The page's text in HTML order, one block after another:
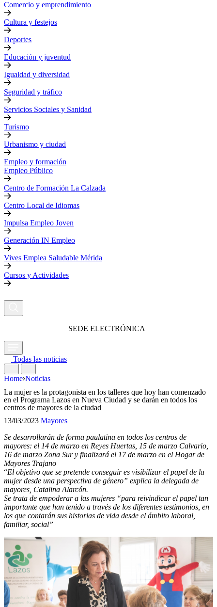
Comercio y emprendimiento
Cultura y festejos
Deportes
Educación y juventud
Igualdad y diversidad
Seguridad y tráfico
Servicios Sociales y Sanidad
Turismo
Urbanismo y ciudad
Empleo y formación
Empleo Público
Centro de Formación La Calzada
Centro Local de Idiomas
Impulsa Empleo Joven
Generación IN Empleo
Vives Emplea Saludable Mérida
Cursos y Actividades
SEDE ELECTRÓNICA
Todas las noticias
Home Noticias
La mujer es la protagonista en los talleres que hoy han comenzado
en el Programa Lazos en Nueva Ciudad y se darán en todos los
centros de mayores de la ciudad
13/03/2023 Mayores
Se desarrollarán de forma paulatina en todos los centros de
mayores: el 14 de marzo en Reyes Huertas, 15 de marzo Calvario,
16 de marzo Zona Sur y finalizará el 17 de marzo en el Hogar de
Mayores Trajano
“El objetivo que se pretende conseguir es visibilizar el papel de la
mujer desde una perspectiva de género” explica la delegada de
mayores, Catalina Alarcón.
Se trata de empoderar a las mujeres “para reivindicar el papel tan
importante que han tenido a través de los diferentes testimonios, en
los que contarán sus historias de vida desde el ámbito laboral,
familiar, social”